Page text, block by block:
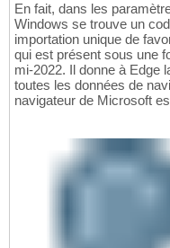
En fait, dans les
Windows se trouve un
importation unique de
qui est présent sous une
mi-2022. Il donne à Edge
toutes les données de
navigateur de Microsoft